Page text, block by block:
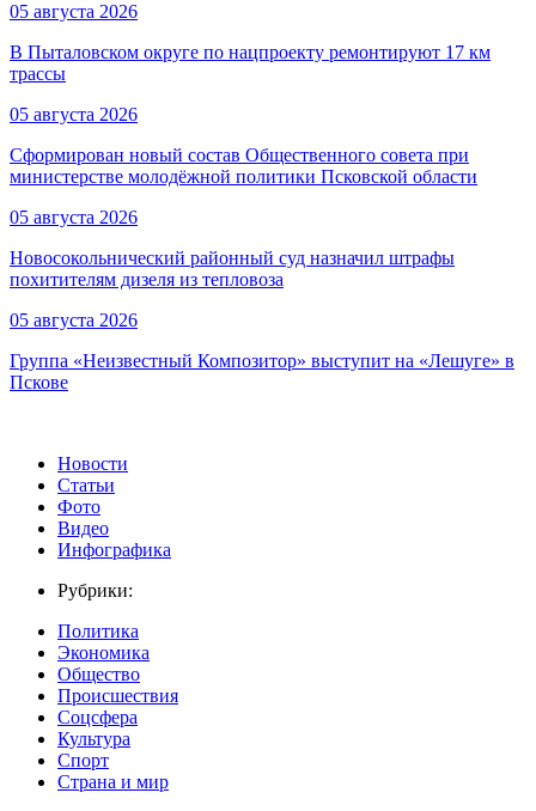
05 августа 2026
В Пыталовском округе по нацпроекту ремонтируют 17 км
трассы
05 августа 2026
Сформирован новый состав Общественного совета при
министерстве молодёжной политики Псковской области
05 августа 2026
Новосокольнический районный суд назначил штрафы
похитителям дизеля из тепловоза
05 августа 2026
Группа «Неизвестный Композитор» выступит на «Лешуге» в
Пскове
Новости
Статьи
Фото
Видео
Инфографика
Рубрики:
Политика
Экономика
Общество
Происшествия
Соцсфера
Культура
Спорт
Страна и мир